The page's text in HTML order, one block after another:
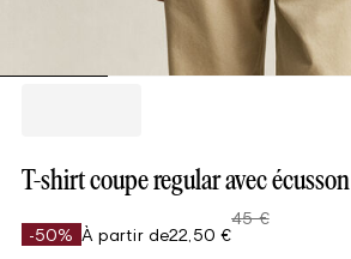
T-shirt coupe regular avec écusson
-50% À partir de22,50 €
45 €